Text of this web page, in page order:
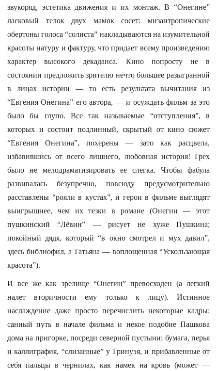
звукоряд, эстетика движения и их монтаж. В “Онегине”
ласковый телок двух мамок сосет: мизантропические
обертоны голоса “солиста” накладываются на изумительной
красоты натуру и фактуру, что придает всему произведению
характер высокого декаданса. Кино попросту не в
состоянии предложить зрителю нечто большее разыгранной
в лицах истории — то есть результата вычитания из
“Евгения Онегина” его автора, — и осуждать фильм за это
было бы глупо. Все так называемые “отступления”, в
которых и состоит подлинный, скрытый от кино сюжет
“Евгения Онегина”, похерены — зато как расцвела,
избавившись от всего лишнего, любовная история! Грех
было не мелодраматизировать ее слегка. Чтобы фабула
развивалась безупречно, повсюду предусмотрительно
расставлены “рояли в кустах”, и герои в фильме выглядят
выигрышнее, чем их тезки в романе (Онегин — этот
пушкинский “Лёвин” — рисует не хуже Пушкина;
покойный дядя, который “в окно смотрел и мух давил”,
здесь библиофил, а Татьяна — воплощенная “Ускользающая
красота”).
И все же как зрелище “Онегин” превосходен (а легкий
налет вторичности ему только к лицу). Истинное
наслаждение даже просто перечислить некоторые кадры:
санный путь в начале фильма и некое подобие Пашкова
дома на пригорке, посреди северной пустыни; бумага, перья
и каллиграфия, “слизанные” у Гринуэя, и прибавленные от
себя пальцы в чернилах, как намек на кровь (может —